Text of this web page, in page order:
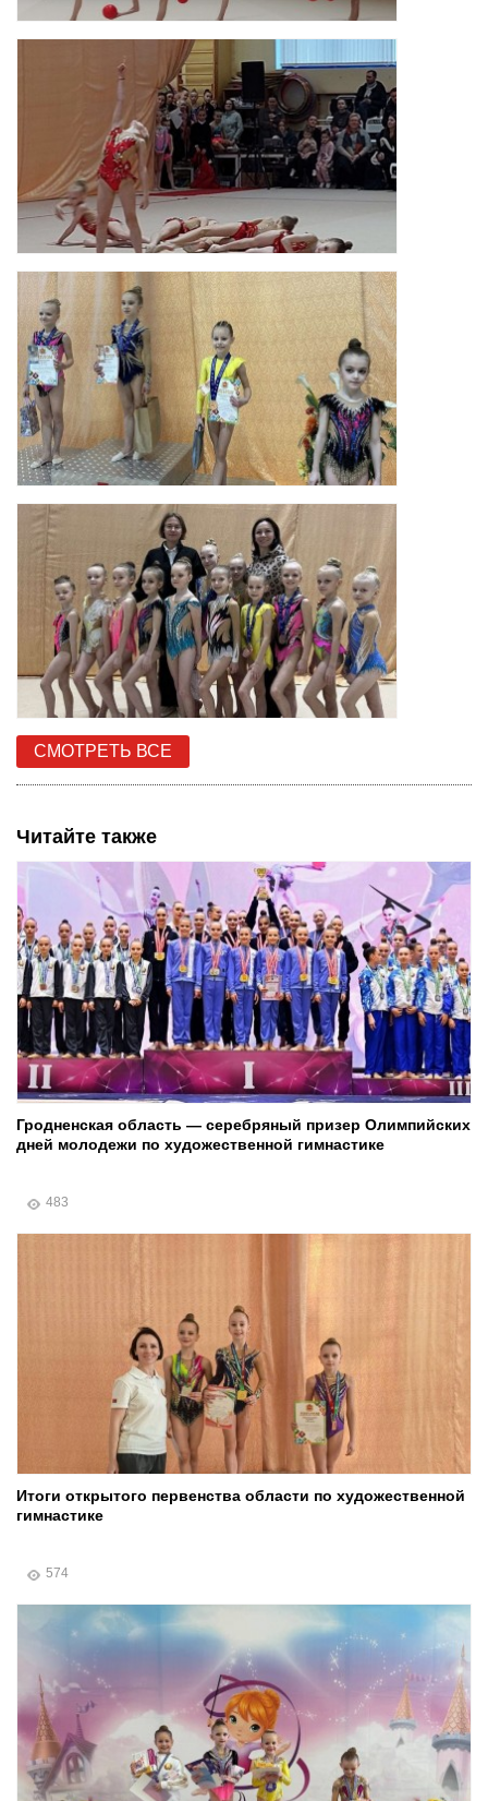
СМОТРЕТЬ ВСЕ
Читайте также
Гродненская область — серебряный призер Олимпийских
дней молодежи по художественной гимнастике
483
Итоги открытого первенства области по художественной
гимнастике
574